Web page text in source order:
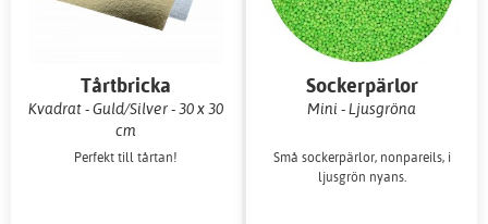
Tårtbricka
Kvadrat - Guld/Silver - 30 x 30
cm
Perfekt till tårtan!
Sockerpärlor
Mini - Ljusgröna
Små sockerpärlor, nonpareils, i
ljusgrön nyans.